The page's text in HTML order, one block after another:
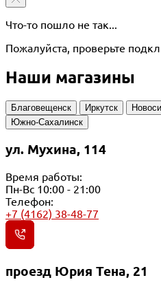
Что-то пошло не так...
Пожалуйста, проверьте
Наши магазины
Благовещенск Иркутск
Южно-Сахалинск
ул. Мухина, 114
Время работы:
Пн-Вс 10:00 - 21:00
Телефон:
+7 (4162) 38-48-77
проезд Юрия Тена, 21